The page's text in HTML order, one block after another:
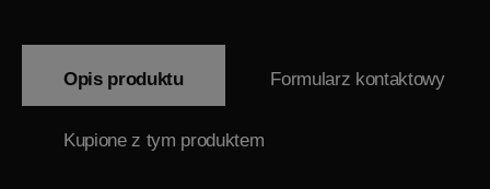
Opis produktu Formularz kontaktowy
Kupione z tym produktem